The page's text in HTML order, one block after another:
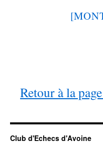
Retour à la
Club d'Echecs d'Avoine